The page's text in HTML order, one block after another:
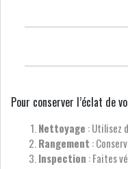
Pour conserver l’éclat de
Nettoyage : Utilisez
Rangement :
Inspection : Faites